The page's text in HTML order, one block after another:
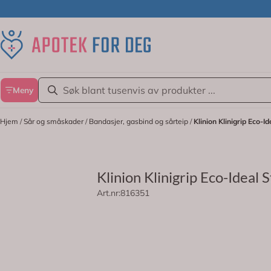
Meny
Hjem /Sår og småskader/ Bandasjer, gasbind og sårteip / Klinion Klinigrip Eco-
Klinion Klinigrip Eco-Ideal
Art.nr:816351
Klinion Klinigrip Eco-Ideal er et
Klinion Klinigrip Eco-Ideal er laget
inkludert lett kompresjon, støtte og